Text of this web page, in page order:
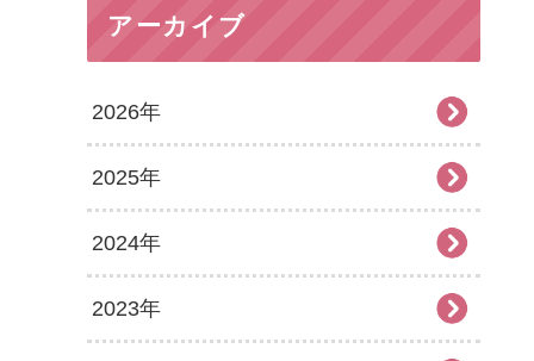
アーカイブ
2026年
2026年7月
2026年6月
2026年5月
2025年
2025年12月
2025年11月
2024年
2024年12月
2023年